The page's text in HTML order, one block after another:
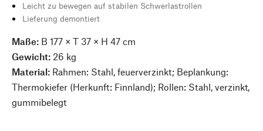
Leicht zu bewegen auf stabilen Schwerlastrollen
Lieferung demontiert
Maße: B 177 × T 37 × H 47 cm
Gewicht: 26 kg
Material: Rahmen: Stahl, feuerverzinkt; Beplankung:
Thermokiefer (Herkunft: Finnland); Rollen: Stahl, verzinkt,
gummibelegt